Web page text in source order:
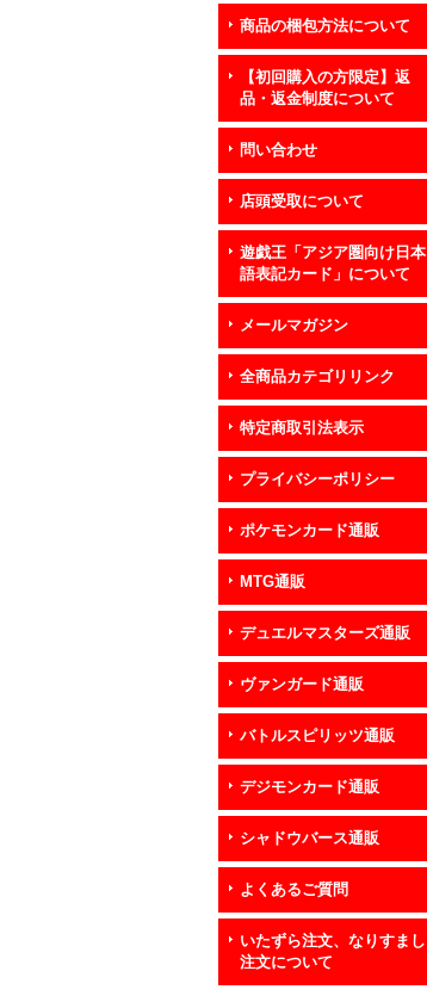
商品の梱包方法について
【初回購入の方限定】返
品・返金制度について
問い合わせ
店頭受取について
遊戯王「アジア圏向け日本
語表記カード」について
メールマガジン
全商品カテゴリリンク
特定商取引法表示
プライバシーポリシー
ポケモンカード通販
MTG通販
デュエルマスターズ通販
ヴァンガード通販
バトルスピリッツ通販
デジモンカード通販
シャドウバース通販
よくあるご質問
いたずら注文、なりすまし
注文について